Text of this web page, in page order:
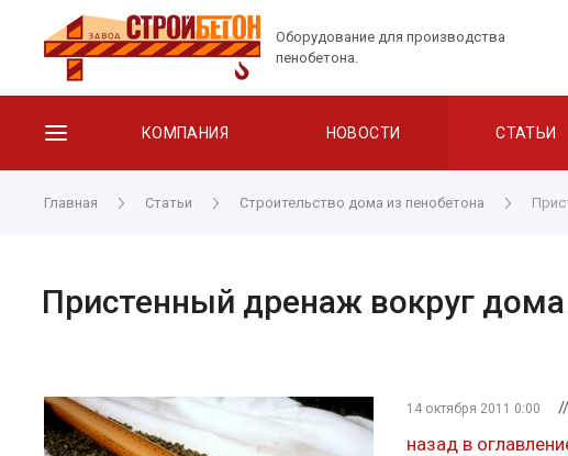
Оборудование для производства
пенобетона.
КОМПАНИЯ НОВОСТИ СТАТЬИ
Главная Статьи Строительство дома из пенобетона
Пристенный дренаж вокруг дома
14 октября 2011 0:00
назад в